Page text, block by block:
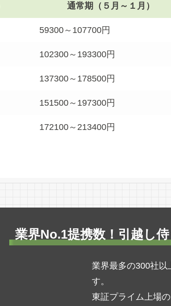
通常期（５月～１月）
59300～107700円
102300～193300円
137300～178500円
151500～197300円
172100～213400円
業界No.1提携数！引越し侍
業界最多の300社以
す。
東証プライム上場